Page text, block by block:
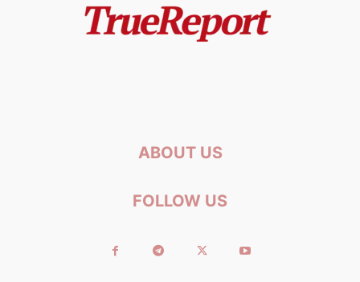
ABOUT US
FOLLOW US